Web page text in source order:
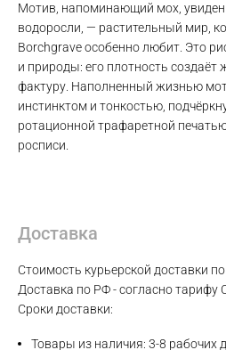
Мотив, напоминающий мох,
водоросли, — растительный мир,
Borchgrave особенно любит. Это
и природы: его плотность
фактуру. Наполненный жизнью
инстинктом и тонкостью,
ротационной трафаретной
росписи.
Доставка
Стоимость курьерской доставки
Доставка по РФ - согласно
Сроки доставки:
Товары из наличия: 3-8 рабочих